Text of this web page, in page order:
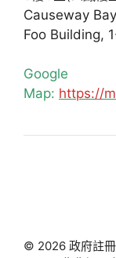
Causeway
Foo Building,
Google
Map: https://
© 2026 政府註